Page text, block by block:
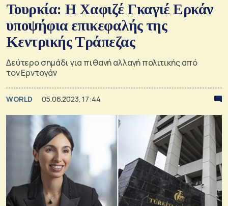
Τουρκία: Η Χαφιζέ Γκαγιέ Ερκάν
υποψήφια επικεφαλής της
Κεντρικής Τράπεζας
Δεύτερο σημάδι για πιθανή αλλαγή πολιτικής από
τον Ερντογάν
WORLD 05.06.2023, 17:44